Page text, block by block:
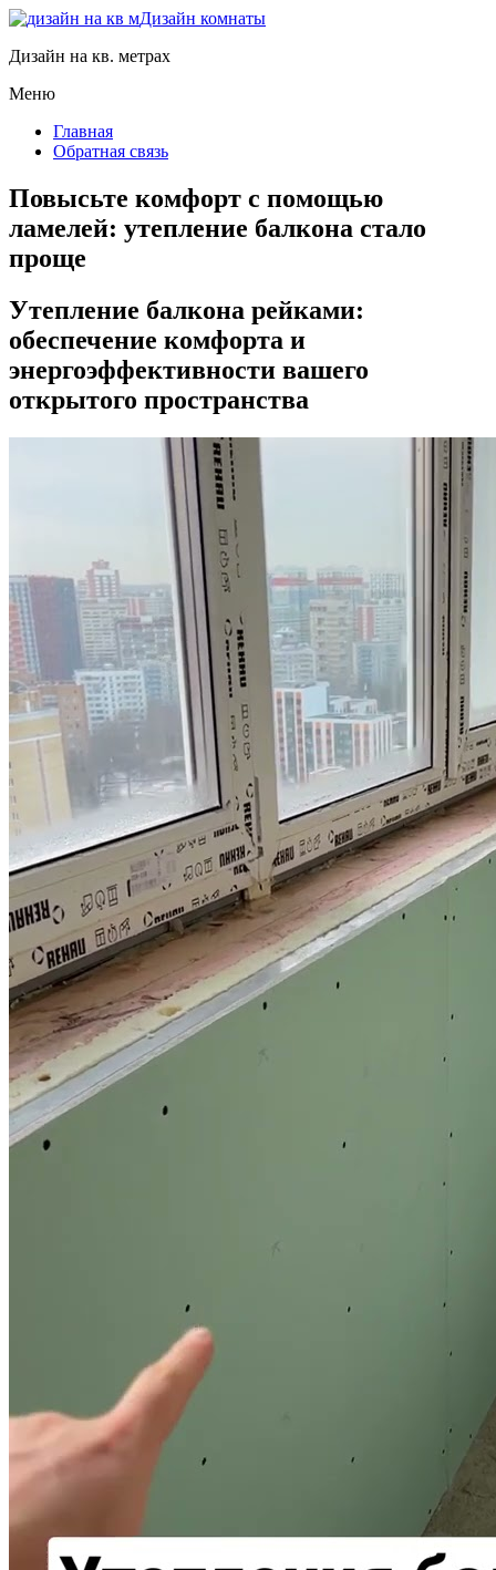
Дизайн комнаты
Дизайн на кв. метрах
Меню
Главная
Обратная связь
Повысьте комфорт с помощью
ламелей: утепление балкона стало
проще
Утепление балкона рейками:
обеспечение комфорта и
энергоэффективности вашего
открытого пространства